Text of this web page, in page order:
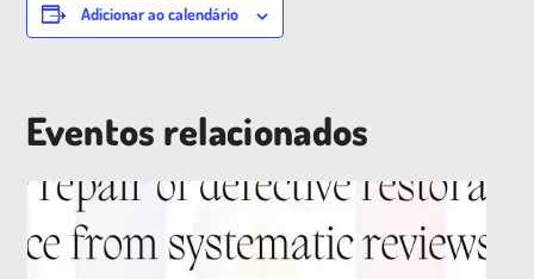
Adicionar ao calendário
Eventos relacionados